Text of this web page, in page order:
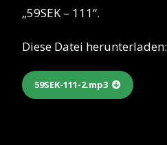
„59SEK – 111“.
Diese Datei herunterladen:
59SEK-111-2.mp3